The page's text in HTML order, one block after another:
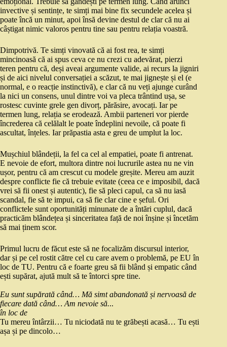
invective și sentințe, te simți mai bine fix secundele acelea și
poate încă un minut, apoi însă devine destul de clar că nu ai
câștigat nimic valoros pentru tine sau pentru relația voastră.
Dimpotrivă. Te simți vinovată că ai fost rea, te simți
mincinoasă că ai spus ceva ce nu crezi cu adevărat, pierzi
teren pentru că, deși aveai argumente valide, ai recurs la jigniri
și de aici nivelul conversației a scăzut, te mai jignește și el (e
normal, e o reacție instinctivă), e clar că nu veți ajunge curând
la nici un consens, unul dintre voi va pleca trântind ușa, se
rostesc cuvinte grele gen divorț, părăsire, avocați. Iar pe
termen lung, relația se erodează. Ambii parteneri vor pierde
încrederea că celălalt le poate îndeplini nevoile, că poate fi
ascultat, înțeles. Iar prăpastia asta e greu de umplut la loc.
Mușchiul blândeții, la fel ca cel al empatiei, poate fi antrenat.
E nevoie de efort, multora dintre noi lucrurile astea nu ne vin
ușor, pentru că am crescut cu modele greșite. Mereu am auzit
despre conflicte fie că trebuie evitate (ceea ce e imposibil, dacă
vrei să fii onest și autentic), fie să pleci capul, ca să nu iasă
scandal, fie să te impui, ca să fie clar cine e șeful. Ori
conflictele sunt oportunități minunate de a întări cuplul, dacă
practicăm blândețea și sinceritatea față de noi înșine și încetăm
să mai ținem scor.
Primul lucru de făcut este să ne focalizăm discursul interior,
dar și pe cel rostit către cel cu care avem o problemă, pe EU în
loc de TU. Pentru că e foarte greu să fii blând și empatic când
ești supărat, ajută mult să te întorci spre tine.
Eu sunt supărată când… Mă simt abandonată și nervoasă de
fiecare dată când… Am nevoie să...
în loc de
Tu mereu întârzii… Tu niciodată nu te grăbești acasă… Tu ești
așa și pe dincolo…